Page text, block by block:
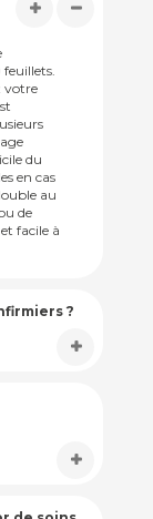
votre
du
en cas
au
de
facile à
?